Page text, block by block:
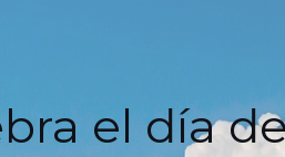
el día